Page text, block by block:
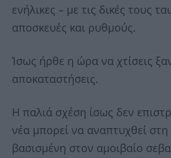
ενήλικες – με τις δικές τους
αποσκευές και ρυθμούς.
Ίσως ήρθε η ώρα να χτίσεις
αποκαταστήσεις.
Η παλιά σχέση ίσως δεν
νέα μπορεί να αναπτυχθεί στη
βασισμένη στον αμοιβαίο